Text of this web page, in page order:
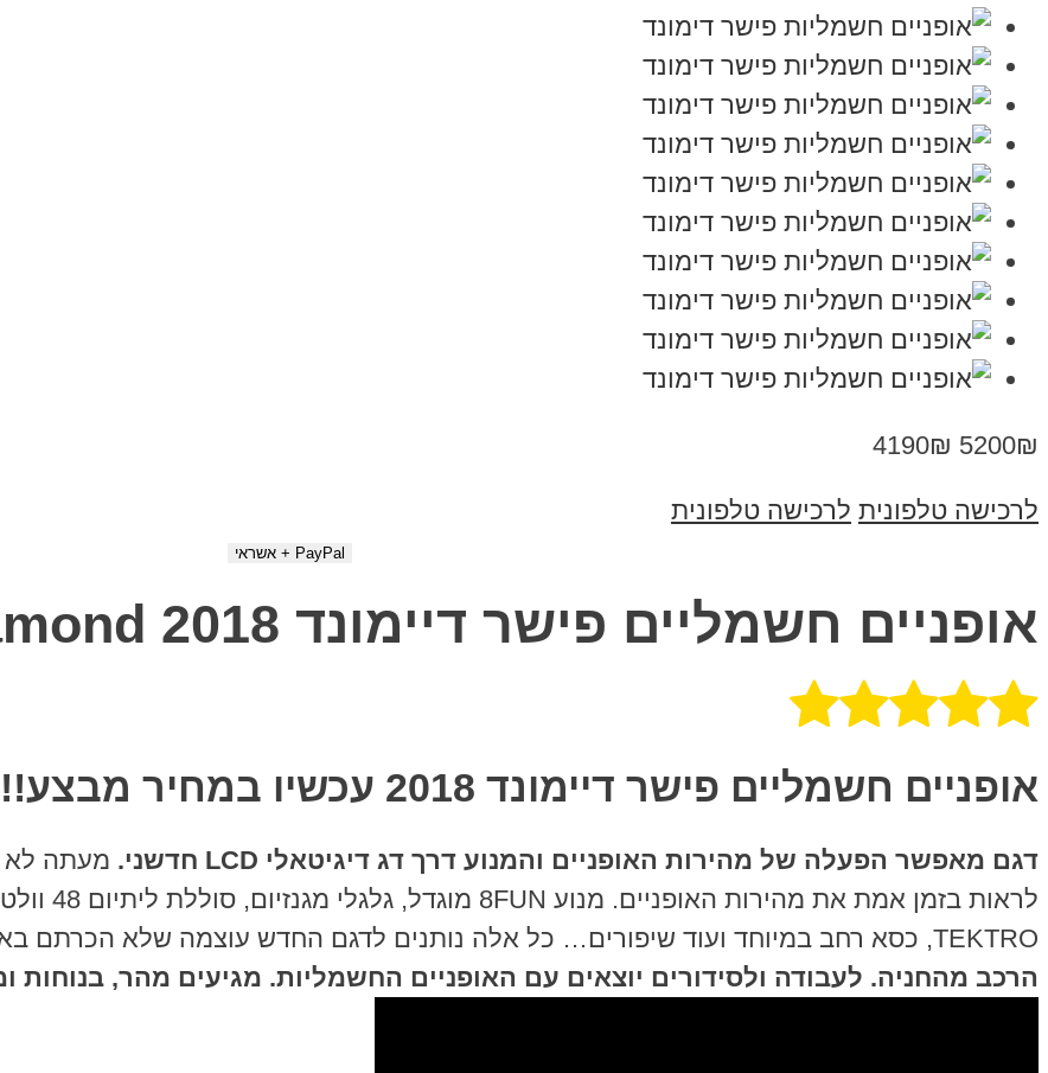
5200₪
4190₪
לרכישה טלפונית לרכישה טלפונית
אופניים חשמליים פישר דיימונד 2018 48V Fisher Diamond
אופניים חשמליים פישר דיימונד 2018 עכשיו במחיר מבצע!!!
דגם מאפשר הפעלה של מהירות האופניים והמנוע דרך דג דיגיטאלי LCD חדשני.
מעתה לא
TEKTRO, כסא רחב במיוחד ועוד שיפורים… כל אלה נותנים לדגם החדש עוצמה שלא הכרתם באופניים החשמליים!
הרכב מהחניה. לעבודה ולסידורים יוצאים עם האופניים החשמליות. מגיעים מהר, בנוחות